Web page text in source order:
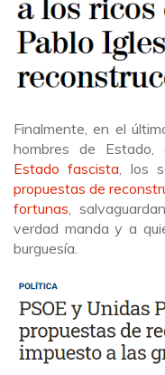
Finalmente, en el
hombres de Estado,
Estado fascista , los
propuestas de
fortunas ,
verdad manda y a
burguesía.